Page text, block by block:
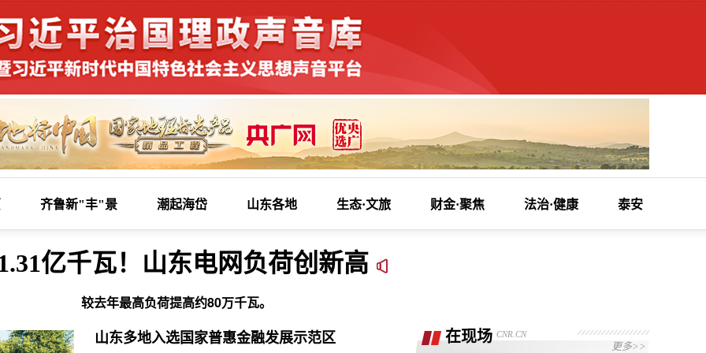
齐鲁新"丰"景 潮起海岱 山东各地 生态·文旅 财金·聚焦 法治·健康 泰安
亿千瓦！山东电网负荷创新高
较去年最高负荷提高约80万千瓦。
山东多地入选国家普惠金融发展示范区
在现场 CNR.CN
更多>>